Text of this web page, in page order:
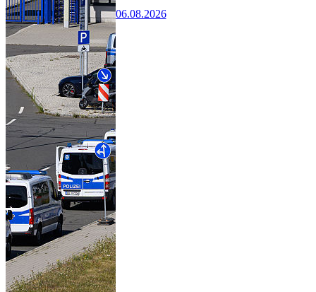
06.08.2026